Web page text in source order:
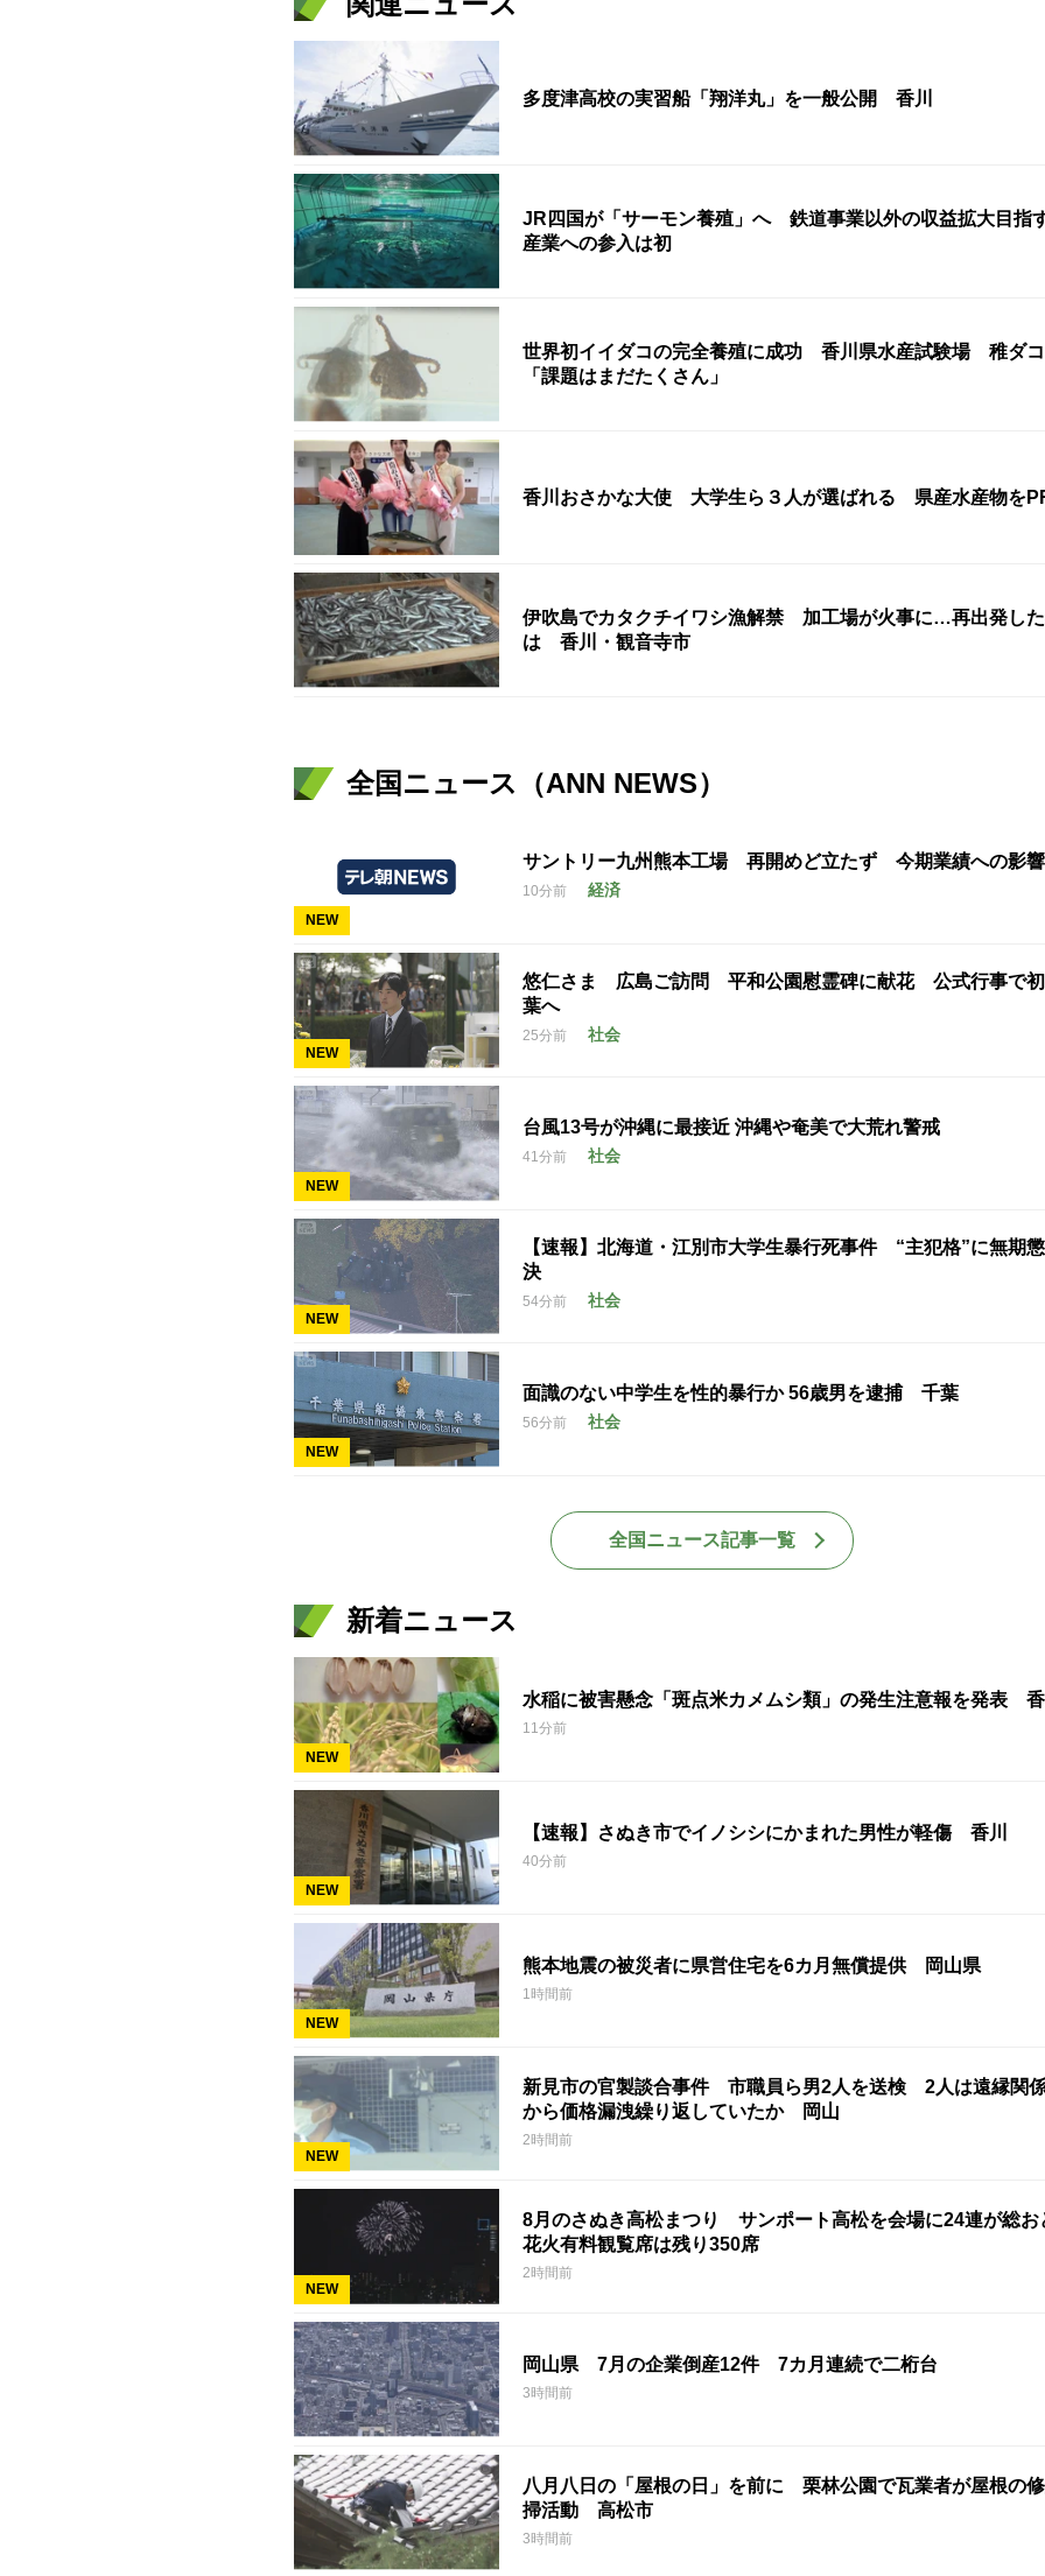
多度津高校の実習船「翔洋丸」を一般公開 香川
JR四国が「サーモン養殖」へ 鉄道事業以外の収益拡大目
産業への参入は初
世界初イイダコの完全養殖に成功 香川県水産試験場 稚ダ
「課題はまだたくさん」
香川おさかな大使 大学生ら３人が選ばれる 県産水産物を
伊吹島でカタクチイワシ漁解禁 加工場が火事に…再出発し
は 香川・観音寺市
全国ニュース（ANN NEWS）
NEW
サントリー九州熊本工場 再開めど立たず 今期業績への影響
10分前 経済
NEW
悠仁さま 広島ご訪問 平和公園慰霊碑に献花 公式行事で
葉へ
25分前 社会
NEW
台風13号が沖縄に最接近 沖縄や奄美で大荒れ警戒
41分前 社会
NEW
【速報】北海道・江別市大学生暴行死事件 “主犯格”に無期
決
54分前 社会
NEW
面識のない中学生を性的暴行か 56歳男を逮捕 千葉
56分前 社会
全国ニュース記事一覧
新着ニュース
NEW
水稲に被害懸念「斑点米カメムシ類」の発生注意報を発表
11分前
NEW
【速報】さぬき市でイノシシにかまれた男性が軽傷 香川
40分前
NEW
熊本地震の被災者に県営住宅を6カ月無償提供 岡山県
1時間前
NEW
新見市の官製談合事件 市職員ら男2人を送検 2人は遠縁関
から価格漏洩繰り返していたか 岡山
2時間前
NEW
8月のさぬき高松まつり サンポート高松を会場に24連が総
花火有料観覧席は残り350席
2時間前
岡山県 7月の企業倒産12件 7カ月連続で二桁台
3時間前
八月八日の「屋根の日」を前に 栗林公園で瓦業者が屋根の
掃活動 高松市
3時間前